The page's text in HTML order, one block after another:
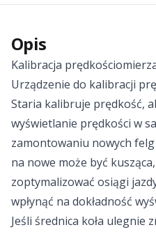
Opis
Kalibracja
Urządzenie do kalibracji
Staria kalibruje prędkość,
wyświetlanie prędkości w
zamontowaniu nowych
na nowe może być
zoptymalizować osiągi
wpłynąć na dokładność
Jeśli średnica koła ulegnie